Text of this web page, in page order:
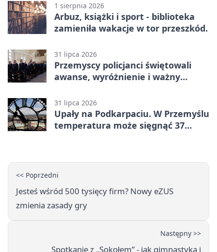
1 sierpnia 2026
Arbuz, książki i sport - biblioteka
zamieniła wakacje w tor przeszkód.
31 lipca 2026
Przemyscy policjanci świętowali
awanse, wyróżnienie i ważny
31 lipca 2026
Upały na Podkarpaciu. W Przemyślu
temperatura może sięgnąć 37
<< Poprzedni
Jesteś wśród 500 tysięcy firm? Nowy eZUS
zmienia zasady gry
Następny >>
Spotkanie z „Sokołem” - jak gimnastyka i